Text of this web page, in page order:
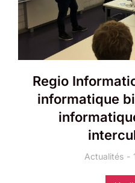
Regio
informatique
Actualités